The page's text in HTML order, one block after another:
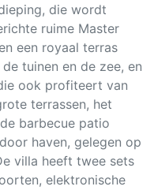
die wordt
ruime Master
een royaal terras
tuinen en de zee, en
ook profiteert van
terrassen, het
barbecue patio
haven, gelegen op
villa heeft twee sets
elektronische